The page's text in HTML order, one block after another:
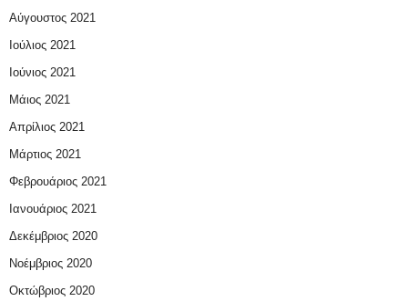
Αύγουστος 2021
Ιούλιος 2021
Ιούνιος 2021
Μάιος 2021
Απρίλιος 2021
Μάρτιος 2021
Φεβρουάριος 2021
Ιανουάριος 2021
Δεκέμβριος 2020
Νοέμβριος 2020
Οκτώβριος 2020